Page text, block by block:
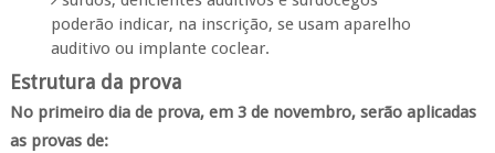
poderão indicar, na inscrição, se usam aparelho
auditivo ou implante coclear.
Estrutura da prova
No primeiro dia de prova, em 3 de novembro, serão aplicadas
as provas de: